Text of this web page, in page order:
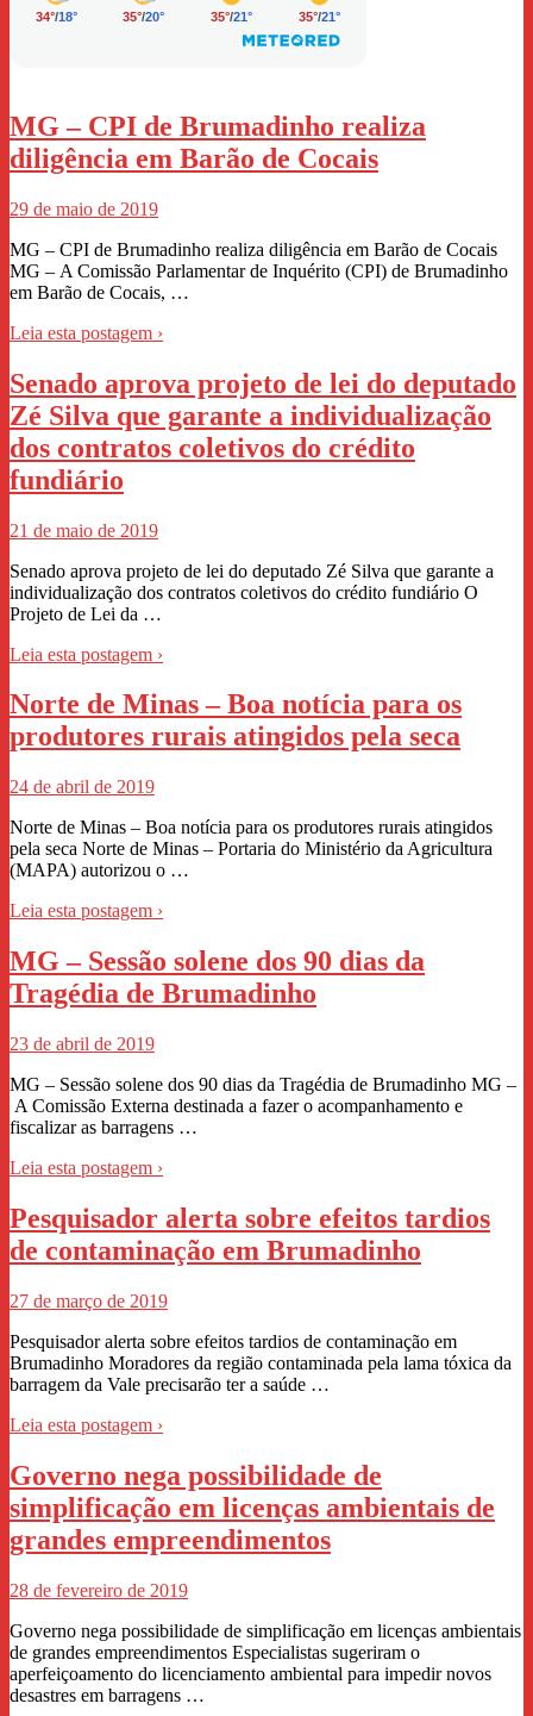
MG – CPI de Brumadinho realiza
diligência em Barão de Cocais
29 de maio de 2019
MG – CPI de Brumadinho realiza diligência em Barão de Cocais
MG – A Comissão Parlamentar de Inquérito (CPI) de Brumadinho
em Barão de Cocais, …
Leia esta postagem ›
Senado aprova projeto de lei do deputado
Zé Silva que garante a individualização
dos contratos coletivos do crédito
fundiário
21 de maio de 2019
Senado aprova projeto de lei do deputado Zé Silva que garante a
individualização dos contratos coletivos do crédito fundiário O
Projeto de Lei da …
Leia esta postagem ›
Norte de Minas – Boa notícia para os
produtores rurais atingidos pela seca
24 de abril de 2019
Norte de Minas – Boa notícia para os produtores rurais atingidos
pela seca Norte de Minas – Portaria do Ministério da Agricultura
(MAPA) autorizou o …
Leia esta postagem ›
MG – Sessão solene dos 90 dias da
Tragédia de Brumadinho
23 de abril de 2019
MG – Sessão solene dos 90 dias da Tragédia de Brumadinho MG –
A Comissão Externa destinada a fazer o acompanhamento e
fiscalizar as barragens …
Leia esta postagem ›
Pesquisador alerta sobre efeitos tardios
de contaminação em Brumadinho
27 de março de 2019
Pesquisador alerta sobre efeitos tardios de contaminação em
Brumadinho Moradores da região contaminada pela lama tóxica da
barragem da Vale precisarão ter a saúde …
Leia esta postagem ›
Governo nega possibilidade de
simplificação em licenças ambientais de
grandes empreendimentos
28 de fevereiro de 2019
Governo nega possibilidade de simplificação em licenças ambientais
de grandes empreendimentos Especialistas sugeriram o
aperfeiçoamento do licenciamento ambiental para impedir novos
desastres em barragens …